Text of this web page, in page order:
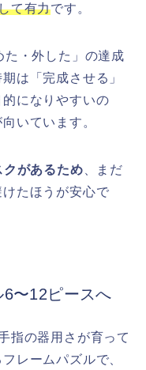
て有力です。
た・外した」の達成
は「完成させる」
になりやすいの
いています。
があるため 、まだ
たほうが安心で
〜12ピースへ
指の器用さが育って
レームパズルで、